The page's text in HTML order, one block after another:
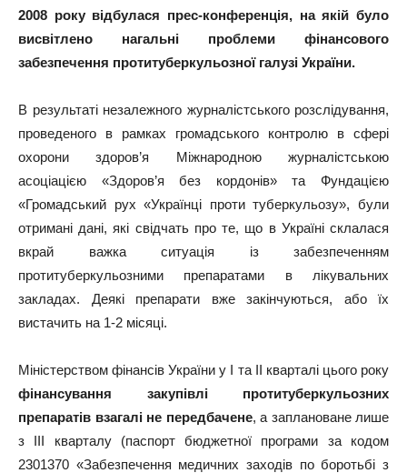
2008 року відбулася прес-конференція, на якій було
висвітлено нагальні проблеми фінансового
забезпечення протитуберкульозної галузі України.
В результаті незалежного журналістського розслідування,
проведеного в рамках громадського контролю в сфері
охорони здоров’я Міжнародною журналістською
асоціацією «Здоров’я без кордонів» та Фундацією
«Громадський рух «Українці проти туберкульозу», були
отримані дані, які свідчать про те, що в Україні склалася
вкрай важка ситуація із забезпеченням
протитуберкульозними препаратами в лікувальних
закладах. Деякі препарати вже закінчуються, або їх
вистачить на 1-2 місяці.
Міністерством фінансів України у І та ІІ кварталі цього року
фінансування закупівлі протитуберкульозних
препаратів взагалі не передбачене, а заплановане лише
з ІІІ кварталу (паспорт бюджетної програми за кодом
2301370 «Забезпечення медичних заходів по боротьбі з